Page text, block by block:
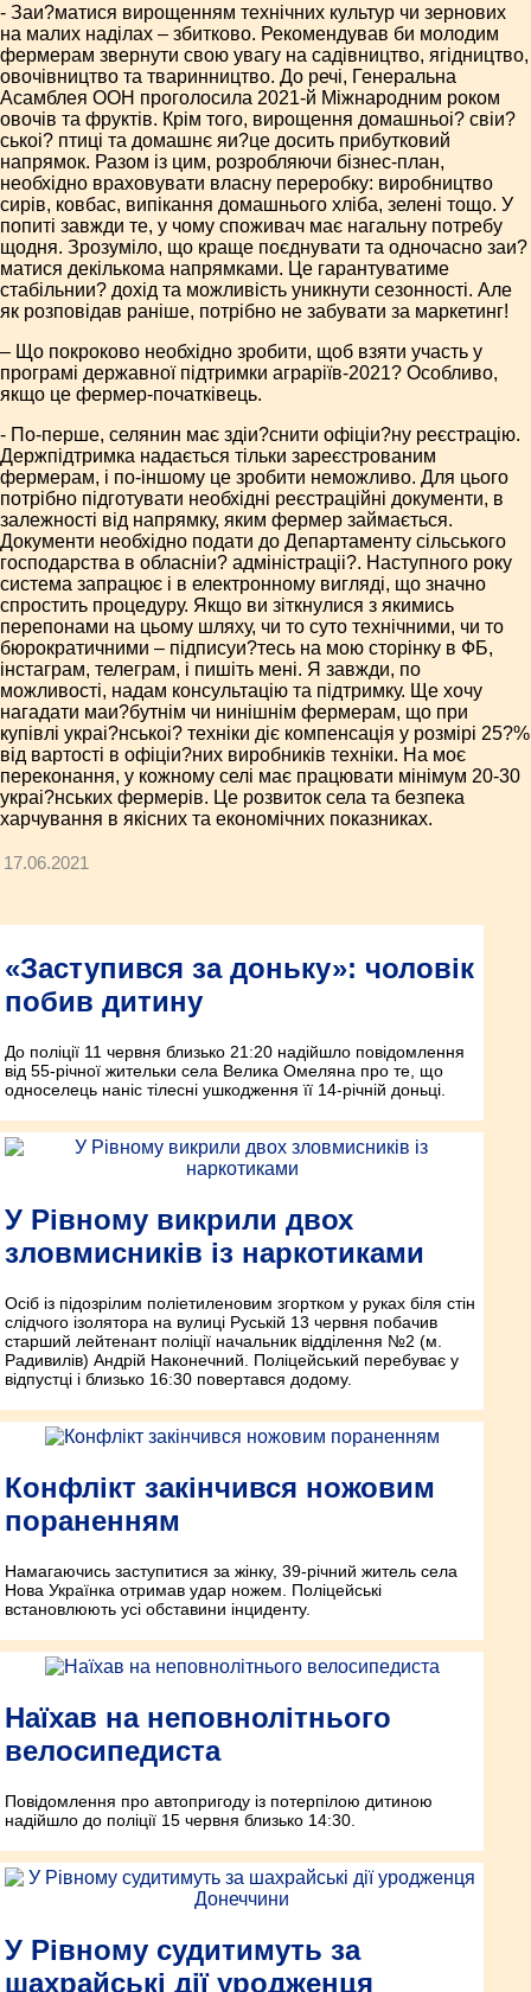
- Заи?матися вирощенням технічних культур чи зернових
на малих наділах – збитково. Рекомендував би молодим
фермерам звернути свою увагу на садівництво, ягідництво,
овочівництво та тваринництво. До речі, Генеральна
Асамблея ООН проголосила 2021-й Міжнародним роком
овочів та фруктів. Крім того, вирощення домашньоі? свіи?
ськоі? птиці та домашнє яи?це досить прибутковий
напрямок. Разом із цим, розробляючи бізнес-план,
необхідно враховувати власну переробку: виробництво
сирів, ковбас, випікання домашнього хліба, зелені тощо. У
попиті завжди те, у чому споживач має нагальну потребу
щодня. Зрозуміло, що краще поєднувати та одночасно заи?
матися декількома напрямками. Це гарантуватиме
стабільнии? дохід та можливість уникнути сезонності. Але
як розповідав раніше, потрібно не забувати за маркетинг!
– Що покроково необхідно зробити, щоб взяти участь у
програмі державної підтримки аграріїв-2021? Особливо,
якщо це фермер-початківець.
- По-перше, селянин має здіи?снити офіціи?ну реєстрацію.
Держпідтримка надається тільки зареєстрованим
фермерам, і по-іншому це зробити неможливо. Для цього
потрібно підготувати необхідні реєстраційні документи, в
залежності від напрямку, яким фермер займається.
Документи необхідно подати до Департаменту сільського
господарства в обласніи? адміністраціі?. Наступного року
система запрацює і в електронному вигляді, що значно
спростить процедуру. Якщо ви зіткнулися з якимись
перепонами на цьому шляху, чи то суто технічними, чи то
бюрократичними – підписуи?тесь на мою сторінку в ФБ,
інстаграм, телеграм, і пишіть мені. Я завжди, по
можливості, надам консультацію та підтримку. Ще хочу
нагадати маи?бутнім чи нинішнім фермерам, що при
купівлі украі?нськоі? техніки діє компенсація у розмірі 25?%
від вартості в офіціи?них виробників техніки. На моє
переконання, у кожному селі має працювати мінімум 20-30
украі?нських фермерів. Це розвиток села та безпека
харчування в якісних та економічних показниках.
17.06.2021
«Заступився за доньку»: чоловік
побив дитину
До поліції 11 червня близько 21:20 надійшло повідомлення
від 55-річної жительки села Велика Омеляна про те, що
односелець наніс тілесні ушкодження її 14-річній доньці.
У Рівному викрили двох
зловмисників із наркотиками
Осіб із підозрілим поліетиленовим згортком у руках біля стін
слідчого ізолятора на вулиці Руській 13 червня побачив
старший лейтенант поліції начальник відділення №2 (м.
Радивилів) Андрій Наконечний. Поліцейський перебуває у
відпустці і близько 16:30 повертався додому.
Конфлікт закінчився ножовим
пораненням
Намагаючись заступитися за жінку, 39-річний житель села
Нова Українка отримав удар ножем. Поліцейські
встановлюють усі обставини інциденту.
Наїхав на неповнолітнього
велосипедиста
Повідомлення про автопригоду із потерпілою дитиною
надійшло до поліції 15 червня близько 14:30.
У Рівному судитимуть за
шахрайські дії уродженця